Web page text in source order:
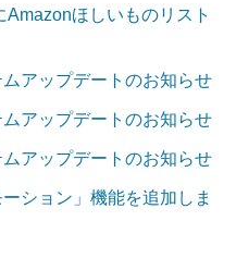
Amazonほしいものリスト
ムアップデートのお知らせ
ムアップデートのお知らせ
ムアップデートのお知らせ
ーション」機能を追加しま